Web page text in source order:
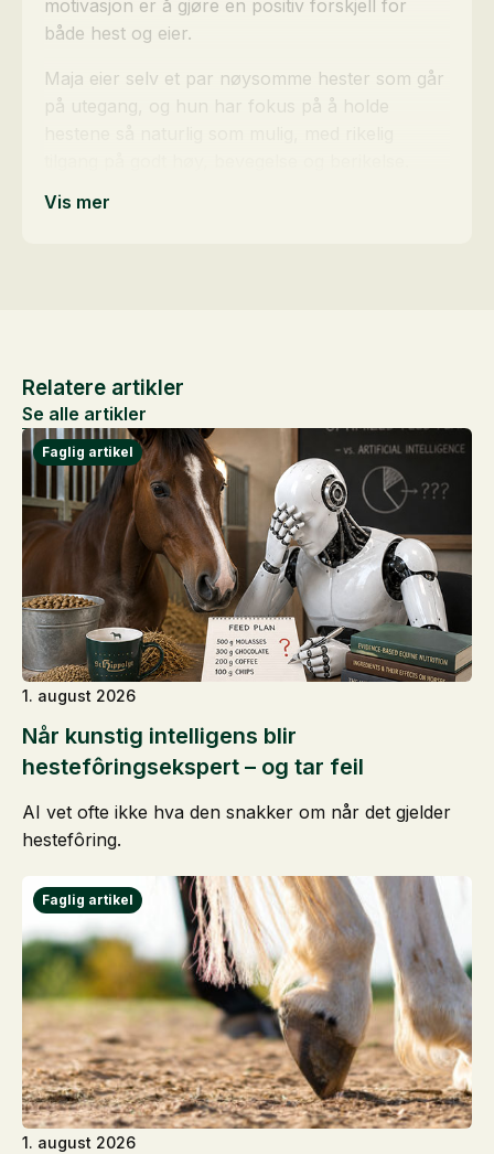
motivasjon er å gjøre en positiv forskjell for
både hest og eier.
Maja eier selv et par nøysomme hester som går
på utegang, og hun har fokus på å holde
Vis mer
Relatere artikler
Se alle artikler
Når kunstig intelligens blir
hestefôringsekspert – og tar feil
1. august 2026
AI vet ofte ikke hva den snakker om når det gjelder
hestefôring.
1. august 2026